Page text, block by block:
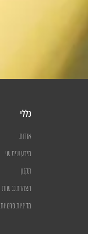
כללי
אודות
מידע שימושי
תקנון
הצהרת נגישות
מדיניות פרטיות